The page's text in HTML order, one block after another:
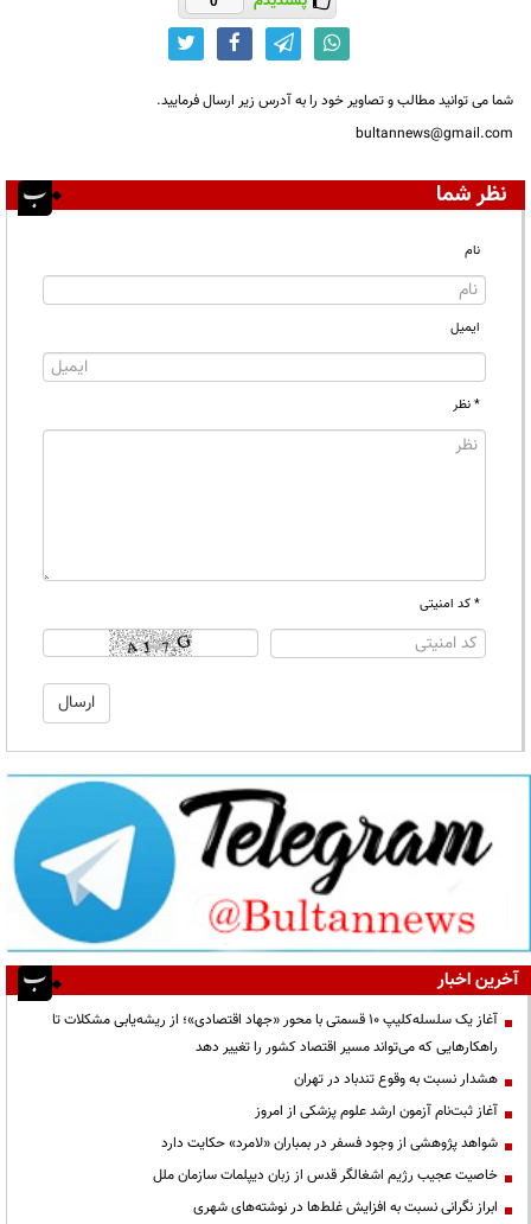
شما می توانید مطالب و تصاویر خود را به آدرس زیر ارسال فرمایید.
bultannews@gmail.com
نظر شما
نام
ایمیل
* نظر
* کد امنیتی
آخرین اخبار
آغاز یک سلسله‌کلیپ ۱۰ قسمتی با محور «جهاد اقتصادی»؛ از ریشه‌یابی مشکلات تا
راهکارهایی که می‌تواند مسیر اقتصاد کشور را تغییر دهد
هشدار نسبت به وقوع تندباد در تهران
آغاز ثبت‌نام آزمون ارشد علوم پزشکی از امروز
شواهد پژوهشی از وجود فسفر در بمباران «لامرد» حکایت دارد
خاصیت عجیب رژیم اشغالگر قدس از زبان دیپلمات سازمان ملل
ابراز نگرانی نسبت به افزایش غلط‌ها در نوشته‌های شهری